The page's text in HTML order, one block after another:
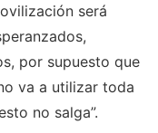
será
por supuesto que
va a utilizar toda
no salga”.